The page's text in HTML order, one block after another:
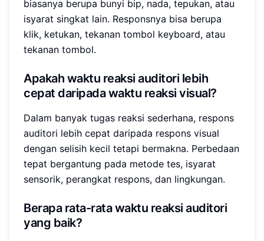
biasanya berupa bunyi bip, nada, tepukan, atau
isyarat singkat lain. Responsnya bisa berupa
klik, ketukan, tekanan tombol keyboard, atau
tekanan tombol.
Apakah waktu reaksi auditori lebih
cepat daripada waktu reaksi visual?
Dalam banyak tugas reaksi sederhana, respons
auditori lebih cepat daripada respons visual
dengan selisih kecil tetapi bermakna. Perbedaan
tepat bergantung pada metode tes, isyarat
sensorik, perangkat respons, dan lingkungan.
Berapa rata-rata waktu reaksi auditori
yang baik?